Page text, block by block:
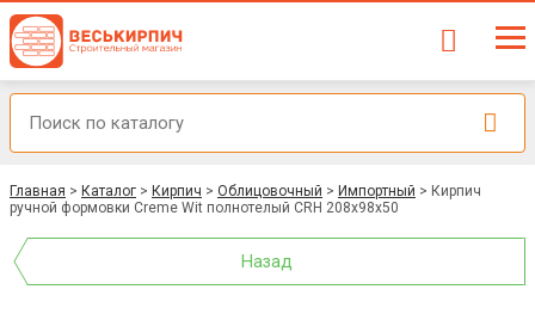
Главная > Каталог > Кирпич > Облицовочный > Импортный > Кирпич
ручной формовки Creme Wit полнотелый CRH 208x98x50
Назад